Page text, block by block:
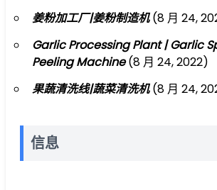
姜粉加工厂|姜粉制造机 (8 月 24,
Garlic Processing Plant | Garlic
Peeling Machine (8 月 24, 2022)
果蔬清洗线|蔬菜清洗机 (8 月 24,
信息